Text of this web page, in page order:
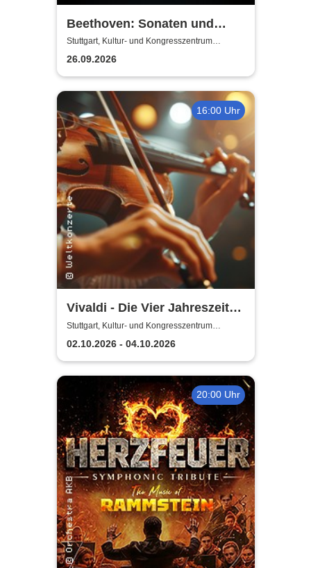
Beethoven: Sonaten und
Romanzen
Stuttgart, Kultur- und Kongresszentrum
Liederhalle Stuttgart
26.09.2026
16:00 Uhr
Vivaldi - Die Vier Jahreszeiten
| Kammerorchester der Neuen
Philharmonie Hamburg
Stuttgart, Kultur- und Kongresszentrum
Liederhalle Stuttgart
02.10.2026 - 04.10.2026
20:00 Uhr